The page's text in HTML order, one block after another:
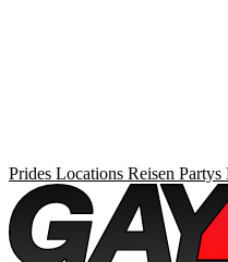
Prides Locations Reisen Partys